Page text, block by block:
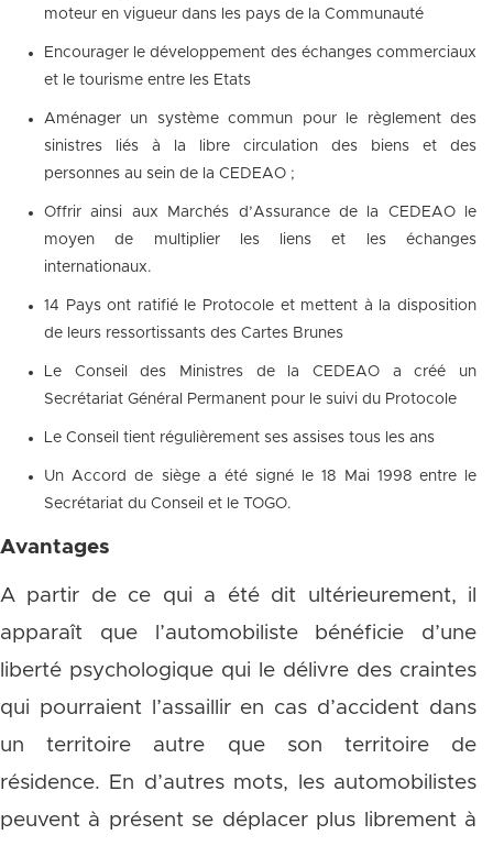
moteur en vigueur dans les pays de la Communauté
Encourager le développement des échanges commerciaux
et le tourisme entre les Etats
Aménager un système commun pour le règlement des
sinistres liés à la libre circulation des biens et des
personnes au sein de la CEDEAO ;
Offrir ainsi aux Marchés d’Assurance de la CEDEAO le
moyen de multiplier les liens et les échanges
internationaux.
14 Pays ont ratifié le Protocole et mettent à la disposition
de leurs ressortissants des Cartes Brunes
Le Conseil des Ministres de la CEDEAO a créé un
Secrétariat Général Permanent pour le suivi du Protocole
Le Conseil tient régulièrement ses assises tous les ans
Un Accord de siège a été signé le 18 Mai 1998 entre le
Secrétariat du Conseil et le TOGO.
Avantages
A partir de ce qui a été dit ultérieurement, il
apparaît que l’automobiliste bénéficie d’une
liberté psychologique qui le délivre des craintes
qui pourraient l’assaillir en cas d’accident dans
un territoire autre que son territoire de
résidence. En d’autres mots, les automobilistes
peuvent à présent se déplacer plus librement à